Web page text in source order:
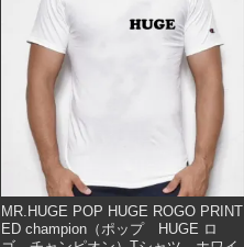
MR.HUGE POP HUGE ROGO PRINT
ED champion（ポップ HUGE ロ